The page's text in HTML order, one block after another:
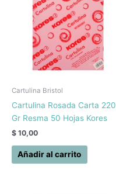
Cartulina Bristol
Cartulina Rosada Carta 220
Gr Resma 50 Hojas Kores
$ 10,00
Añadir al carrito